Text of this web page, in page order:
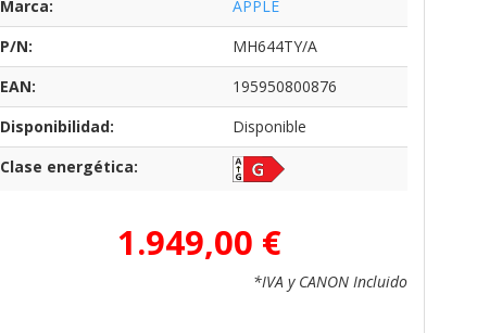
Marca:
APPLE
P/N:
MH644TY/A
EAN:
195950800876
Disponibilidad:
Disponible
Clase energética:
1.949,00 €
*IVA y CANON Incluido